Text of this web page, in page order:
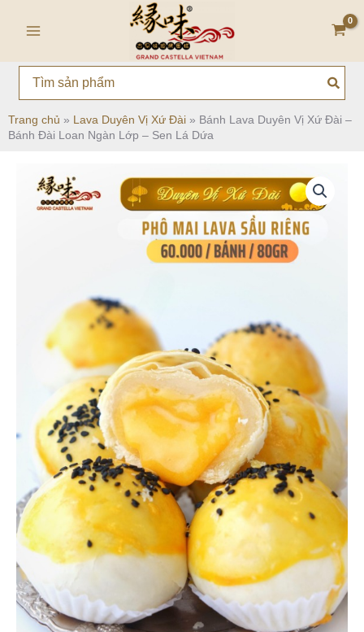
dung
for:
Trang chủ » Lava Duyên Vị Xứ Đài » Bánh Lava Duyên Vị Xứ Đài –
Bánh Đài Loan Ngàn Lớp – Sen Lá Dứa